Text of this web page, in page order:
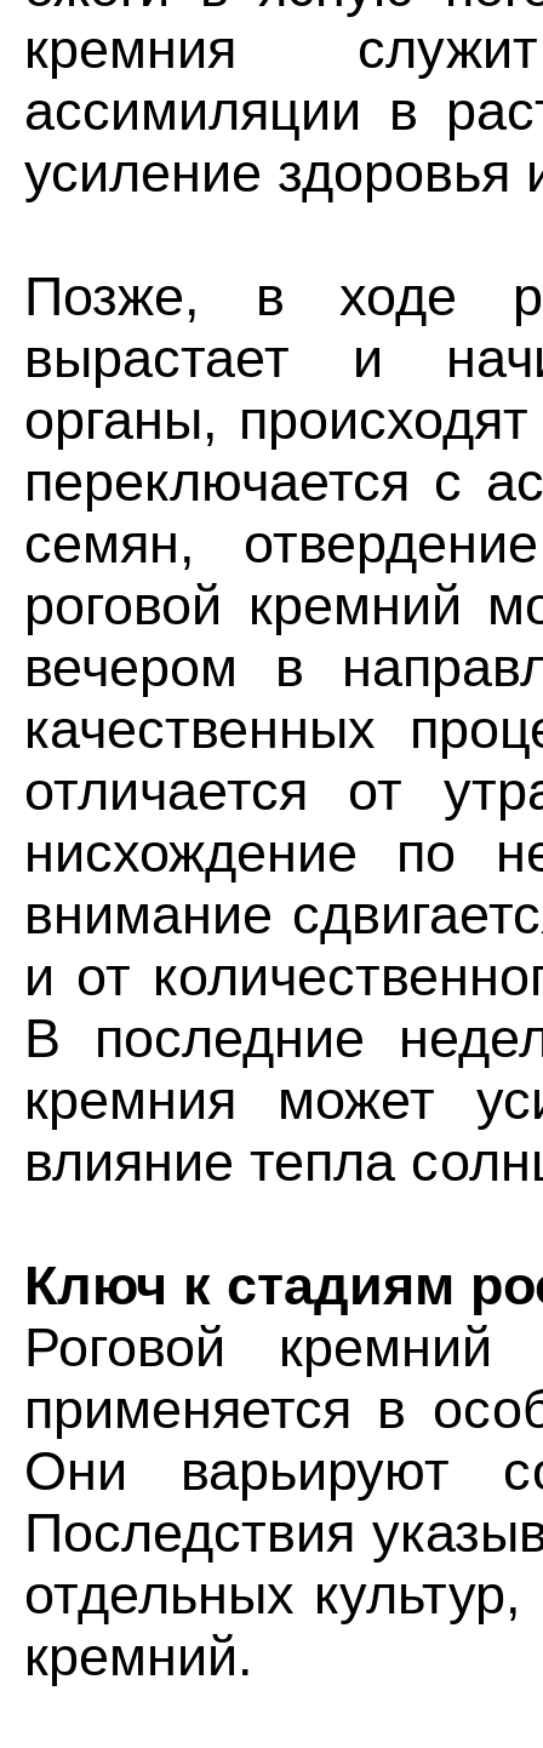
кремния
ассимиляции в
усиление здоровья
Позже, в ходе
вырастает и
органы,
переключается с
семян,
роговой кремний
вечером в
качественных
отличается от
нисхождение по
внимание
и от
В последние
кремния может
влияние тепла
Ключ к стадиям
Роговой
применяется в
Они варьируют
Последствия
отдельных
кремний.